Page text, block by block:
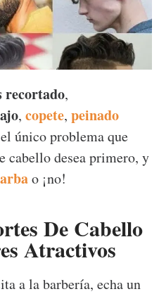
recortado,
, copete, peinado
único problema que
cabello desea primero, y
o ¡no!
De Cabello
Atractivos
a la barbería, echa un